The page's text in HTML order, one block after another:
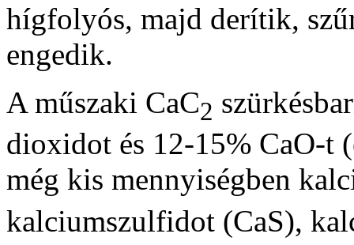
hígfolyós, majd derítik,
engedik.
A műszaki CaC2
dioxidot és 12-15% CaO-t
még kis mennyiségben
kalciumszulfidot (CaS),